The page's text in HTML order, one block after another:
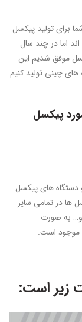
برای تولید پیکسل
اما در چند سال
موفق شدیم این
های چینی تولید کنیم
پیکسل
دستگاه های پیکسل
ها در تمامی سایز
و… به صورت
موجود است.
زیر است: